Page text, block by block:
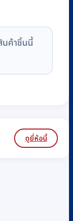
นค้าชิ้นนี้
ดูยี่ห้อนี้